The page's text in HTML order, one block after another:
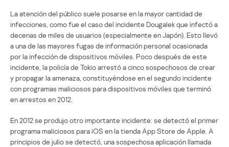
La atención del público suele posarse en la mayor cantidad de
infecciones, como fue el caso del incidente Dougalek que infectó a
decenas de miles de usuarios (especialmente en Japón). Esto llevó
a una de las mayores fugas de información personal ocasionada
por la infección de dispositivos móviles. Poco después de este
incidente, la policía de Tokio arrestó a cinco sospechosos de crear
y propagar la amenaza, constituyéndose en el segundo incidente
con programas maliciosos para dispositivos móviles que terminó
en arrestos en 2012.
En 2012 se produjo otro importante incidente: se detectó el primer
programa maliciosos para iOS en la tienda App Store de Apple. A
principios de julio se detectó, una sospechosa aplicación llamada